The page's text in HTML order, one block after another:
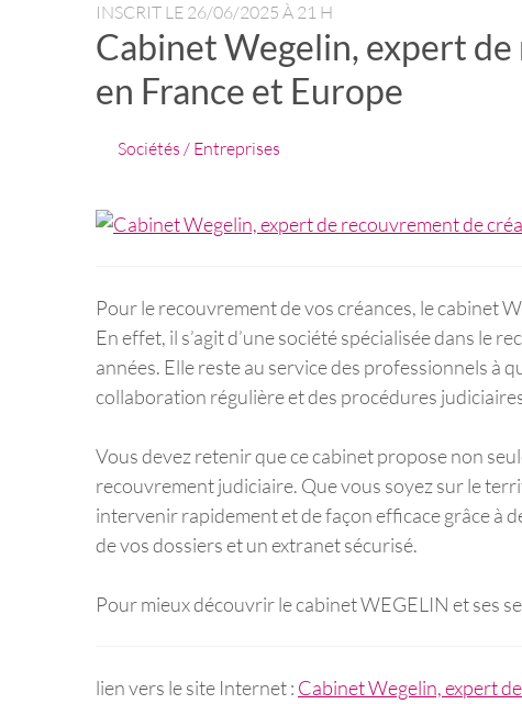
INSCRIT LE 26/06/2025 À 21 H
Cabinet Wegelin, expert
en France et Europe
Sociétés / Entreprises
Pour le recouvrement de vos créances, le cabinet
En effet, il s’agit d’une société spécialisée dans le
années. Elle reste au service des professionnels à
collaboration régulière et des procédures
Vous devez retenir que ce cabinet propose non
recouvrement judiciaire. Que vous soyez sur le
intervenir rapidement et de façon efficace grâce à
de vos dossiers et un extranet sécurisé.
Pour mieux découvrir le cabinet WEGELIN et ses
lien vers le site Internet : Cabinet Wegelin, expert